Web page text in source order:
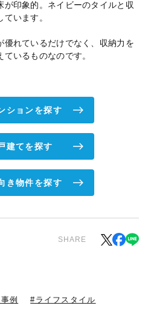
が印象的。ネイビーのタイルと収
います。
優れているだけでなく、収納力を
いるものなのです。
ションを探す
建てを探す
き物件を探す
SHARE
例 #ライフスタイル